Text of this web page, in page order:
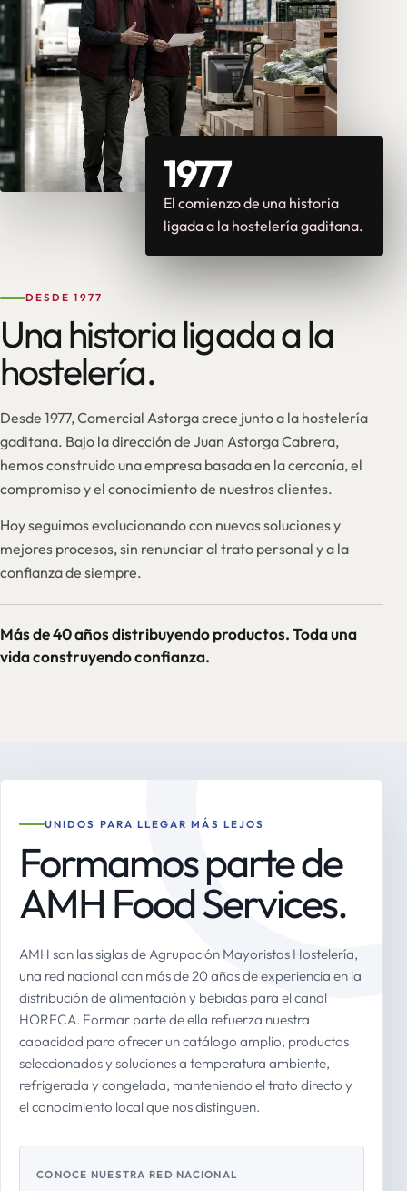
1977
El comienzo de una historia
ligada a la hostelería gaditana.
DESDE 1977
Una historia ligada a la
hostelería.
Desde 1977, Comercial Astorga crece junto a la hostelería
gaditana. Bajo la dirección de Juan Astorga Cabrera,
hemos construido una empresa basada en la cercanía, el
compromiso y el conocimiento de nuestros clientes.
Hoy seguimos evolucionando con nuevas soluciones y
mejores procesos, sin renunciar al trato personal y a la
confianza de siempre.
Más de 40 años distribuyendo productos. Toda una
vida construyendo confianza.
UNIDOS PARA LLEGAR MÁS LEJOS
Formamos parte de
AMH Food Services.
AMH son las siglas de Agrupación Mayoristas Hostelería,
una red nacional con más de 20 años de experiencia en la
distribución de alimentación y bebidas para el canal
HORECA. Formar parte de ella refuerza nuestra
capacidad para ofrecer un catálogo amplio, productos
seleccionados y soluciones a temperatura ambiente,
refrigerada y congelada, manteniendo el trato directo y
el conocimiento local que nos distinguen.
CONOCE NUESTRA RED NACIONAL